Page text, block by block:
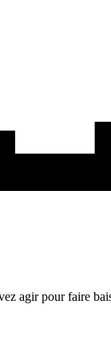
agir pour faire